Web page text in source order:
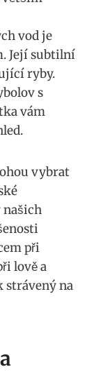
vod je
Její subtilní
ryby.
s
vám
vybrat
našich
‌při
lově a
strávený na